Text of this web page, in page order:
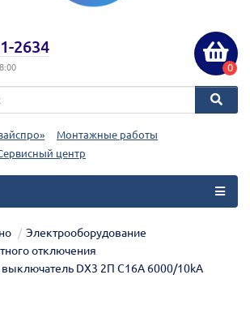
2634
0
Монтажные работы
центр
Электрооборудование
отключения
DX3 2П С16A 6000/10kA